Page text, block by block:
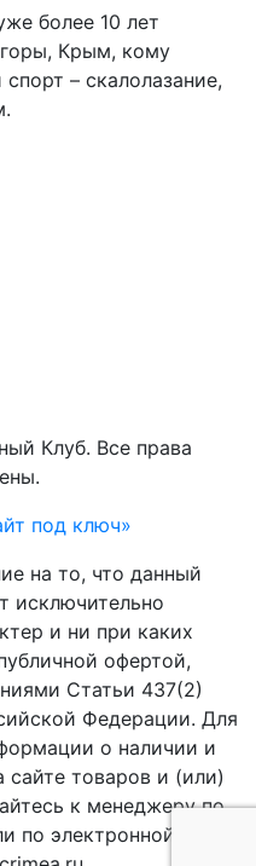
более 10 лет
Крым, кому
– скалолазание,
Клуб. Все права
под ключ»
на то, что данный
исключительно
и ни при каких
офертой,
Статьи 437(2)
Федерации. Для
о наличии и
товаров и (или)
к менеджеру по
по электронной почте